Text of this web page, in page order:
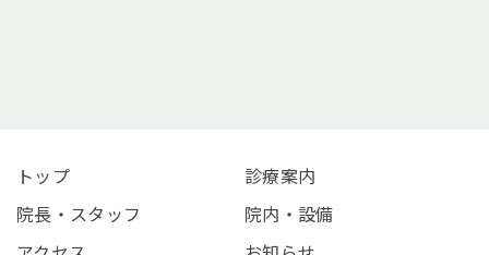
トップ
診療案内
院長・スタッフ
院内・設備